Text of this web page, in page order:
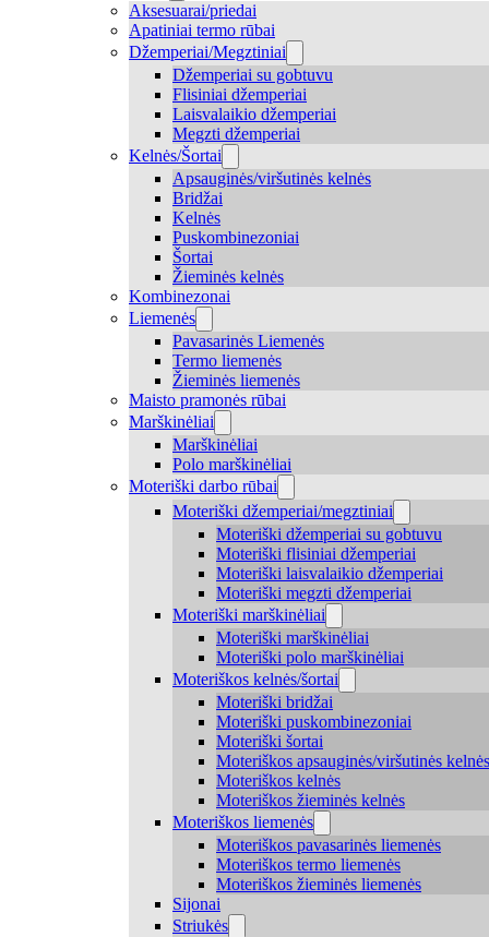
Aksesuarai/priedai
Apatiniai termo rūbai
Džemperiai/Megztiniai
Džemperiai su gobtuvu
Flisiniai džemperiai
Laisvalaikio džemperiai
Megzti džemperiai
Kelnės/Šortai
Apsauginės/viršutinės kelnės
Bridžai
Kelnės
Puskombinezoniai
Šortai
Žieminės kelnės
Kombinezonai
Liemenės
Pavasarinės Liemenės
Termo liemenės
Žieminės liemenės
Maisto pramonės rūbai
Marškinėliai
Marškinėliai
Polo marškinėliai
Moteriški darbo rūbai
Moteriški džemperiai/megztiniai
Moteriški džemperiai su gobtuvu
Moteriški flisiniai džemperiai
Moteriški laisvalaikio džemperiai
Moteriški megzti džemperiai
Moteriški marškinėliai
Moteriški marškinėliai
Moteriški polo marškinėliai
Moteriškos kelnės/šortai
Moteriški bridžai
Moteriški puskombinezoniai
Moteriški šortai
Moteriškos apsauginės/viršutinės kelnės
Moteriškos kelnės
Moteriškos žieminės kelnės
Moteriškos liemenės
Moteriškos pavasarinės liemenės
Moteriškos termo liemenės
Moteriškos žieminės liemenės
Sijonai
Striukės